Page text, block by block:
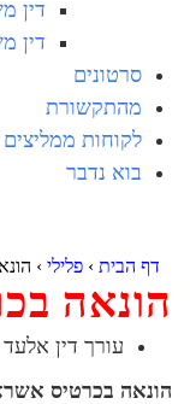
דין
דין
סרטונים
מהתקשורת
לקוחות ממליצים
בוא נדבר
דף הבית› פלילי›
הונאה
עורך דין
הונאה בכרטיס